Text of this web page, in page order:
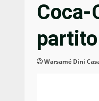
Coca-
Warsamé Dini